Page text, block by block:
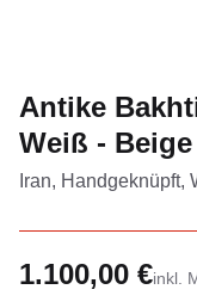
Antike
Weiß - Beige
Iran, Handgeknüpft,
1.100,00 €inkl.